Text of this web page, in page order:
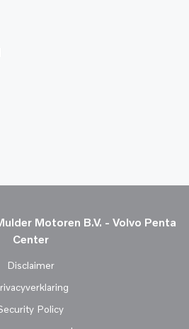
Motoren B.V. - Volvo Penta
Center
Disclaimer
Policy